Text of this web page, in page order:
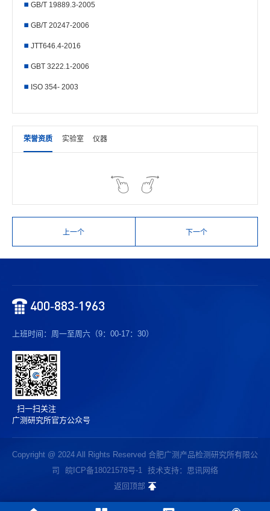
GB/T 19889.3-2005
GB/T 20247-2006
JTT646.4-2016
GBT 3222.1-2006
ISO 354- 2003
荣誉资质 实验室 仪器
上一个 下一个
400-883-1963
上班时间：周一至周六（9：00-17：30）
扫一扫关注
广测研究所官方公众号
Copyright @ 2024 All Rights Reserved 合肥广测产品检测研究所有限公
司
皖ICP备18021578号-1 技术支持：思讯网络
返回顶部